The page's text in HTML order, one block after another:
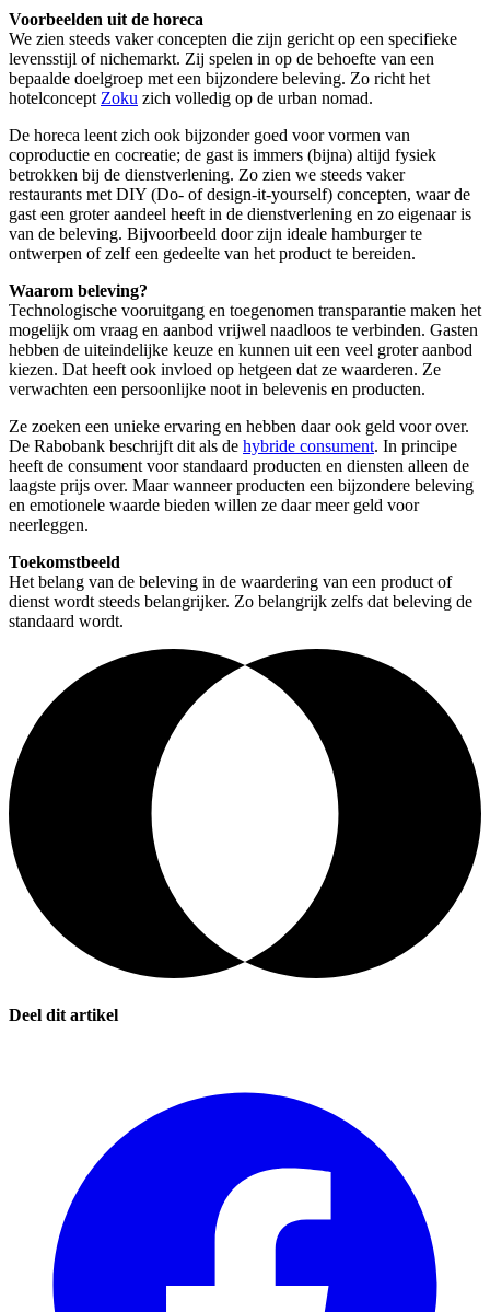
Voorbeelden uit de horeca
We zien steeds vaker concepten die zijn gericht op een specifieke
levensstijl of nichemarkt. Zij spelen in op de behoefte van een
bepaalde doelgroep met een bijzondere beleving. Zo richt het
hotelconcept Zoku zich volledig op de urban nomad.
De horeca leent zich ook bijzonder goed voor vormen van
coproductie en cocreatie; de gast is immers (bijna) altijd fysiek
betrokken bij de dienstverlening. Zo zien we steeds vaker
restaurants met DIY (Do- of design-it-yourself) concepten, waar de
gast een groter aandeel heeft in de dienstverlening en zo eigenaar is
van de beleving. Bijvoorbeeld door zijn ideale hamburger te
ontwerpen of zelf een gedeelte van het product te bereiden.
Waarom beleving?
Technologische vooruitgang en toegenomen transparantie maken het
mogelijk om vraag en aanbod vrijwel naadloos te verbinden. Gasten
hebben de uiteindelijke keuze en kunnen uit een veel groter aanbod
kiezen. Dat heeft ook invloed op hetgeen dat ze waarderen. Ze
verwachten een persoonlijke noot in belevenis en producten.
Ze zoeken een unieke ervaring en hebben daar ook geld voor over.
De Rabobank beschrijft dit als de hybride consument. In principe
heeft de consument voor standaard producten en diensten alleen de
laagste prijs over. Maar wanneer producten een bijzondere beleving
en emotionele waarde bieden willen ze daar meer geld voor
neerleggen.
Toekomstbeeld
Het belang van de beleving in de waardering van een product of
dienst wordt steeds belangrijker. Zo belangrijk zelfs dat beleving de
standaard wordt.
Deel dit artikel